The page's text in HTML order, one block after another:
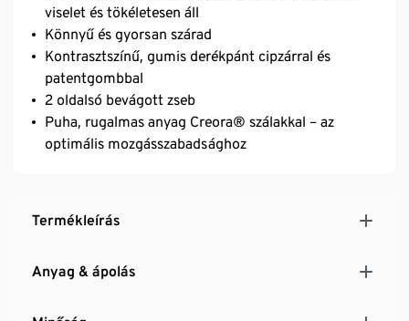
viselet és tökéletesen áll
Könnyű és gyorsan szárad
Kontrasztszínű, gumis derékpánt cipzárral és
patentgombbal
2 oldalsó bevágott zseb
Puha, rugalmas anyag Creora® szálakkal – az
optimális mozgásszabadsághoz
Termékleírás
Anyag & ápolás